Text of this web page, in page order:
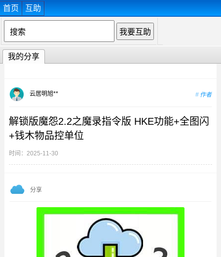
首页 互助
我的分享
解锁版魔怨2.2之魔录指令版 HKE功能+全图闪
+钱木物品控单位
时间：2025-11-30
云居明旭** 作者
分享